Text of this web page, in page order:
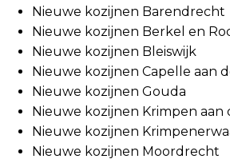
Nieuwe kozijnen Barendrecht
Nieuwe kozijnen Berkel en
Nieuwe kozijnen Bleiswijk
Nieuwe kozijnen Capelle aan
Nieuwe kozijnen Gouda
Nieuwe kozijnen Krimpen aan
Nieuwe kozijnen
Nieuwe kozijnen Moordrecht